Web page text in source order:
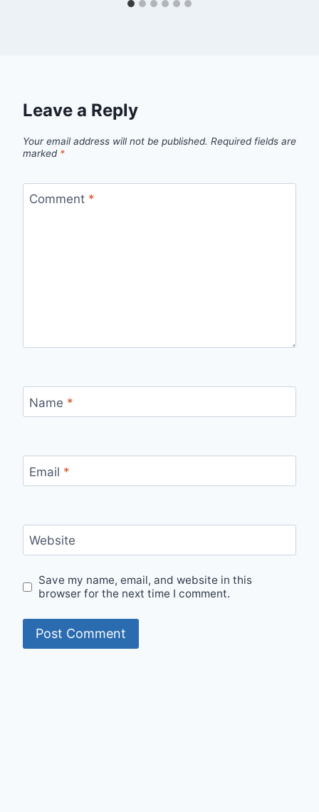
Leave a Reply
Your email address will not be published. Required fields are
marked *
Comment *
Name *
Email *
Website
Save my name, email, and website in this
browser for the next time I comment.